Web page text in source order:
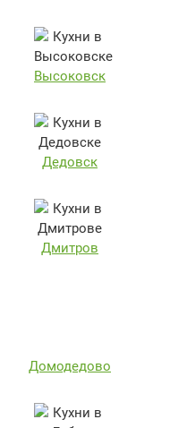
Высоковск
Дедовск
Дмитров
Домодедово